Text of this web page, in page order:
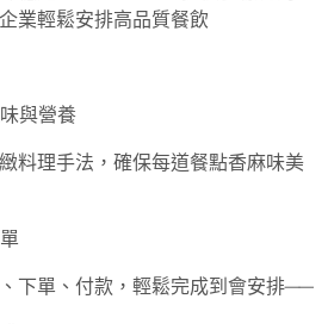
企業輕鬆安排高品質餐飲
與營養
料理手法，確保每道餐點香麻味美
下單、付款，輕鬆完成到會安排──